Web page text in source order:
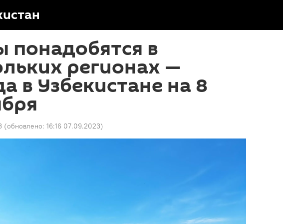
понадобятся в
регионах —
в Узбекистане на 8
(обновлено: 16:16 07.09.2023)